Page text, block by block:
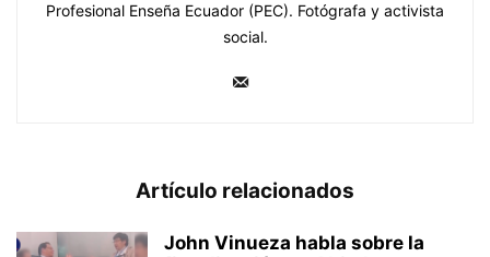
Profesional Enseña Ecuador (PEC). Fotógrafa y activista
social.
Artículo relacionados
John Vinueza habla sobre la